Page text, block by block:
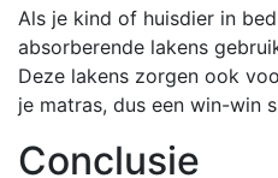
Als je kind of huisdier in
absorberende lakens
Deze lakens zorgen ook
je matras, dus een win-win
Conclusie